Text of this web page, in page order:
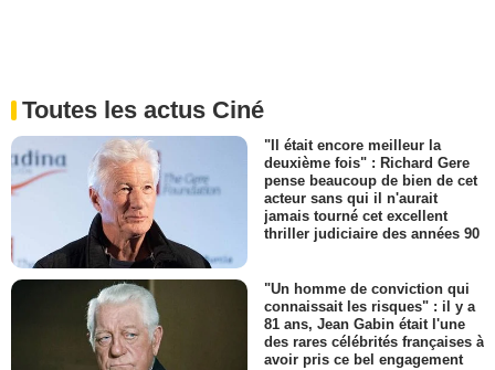
Toutes les actus Ciné
"Il était encore meilleur la
deuxième fois" : Richard Gere
pense beaucoup de bien de cet
acteur sans qui il n'aurait
jamais tourné cet excellent
thriller judiciaire des années 90
"Un homme de conviction qui
connaissait les risques" : il y a
81 ans, Jean Gabin était l'une
des rares célébrités françaises à
avoir pris ce bel engagement